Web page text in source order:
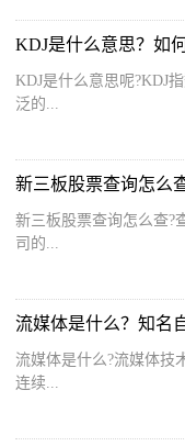
KDJ是什么意思？如
KDJ是什么意思呢?KDJ
泛的...
新三板股票查询怎么
新三板股票查询怎么查?
司的...
流媒体是什么？知名
流媒体是什么?流媒体技
连续...